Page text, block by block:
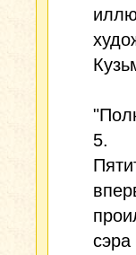
5.